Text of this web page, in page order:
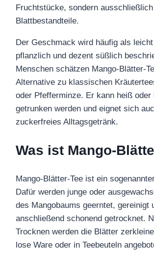
Fruchtstücke, sondern
Blattbestandteile.
Der Geschmack wird häufig als
pflanzlich und dezent süßlich
Menschen schätzen Mango-Blätter-
Alternative zu klassischen
oder Pfefferminze. Er kann heiß oder
getrunken werden und eignet sich
zuckerfreies Alltagsgetränk.
Was ist Mango-
Mango-Blätter-Tee ist ein
Dafür werden junge oder
des Mangobaums geerntet, gereinigt
anschließend schonend getrocknet.
Trocknen werden die Blätter
lose Ware oder in Teebeuteln